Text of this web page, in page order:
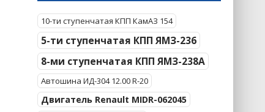
10-ти ступенчатая КПП КамАЗ 154
5-ти ступенчатая КПП ЯМЗ-236
8-ми ступенчатая КПП ЯМЗ-238А
Автошина ИД-304 12.00 R-20
Двигатель Renault MIDR-062045